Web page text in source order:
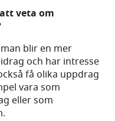
veta om
blir en mer
och har intresse
få olika uppdrag
vara som
eller som